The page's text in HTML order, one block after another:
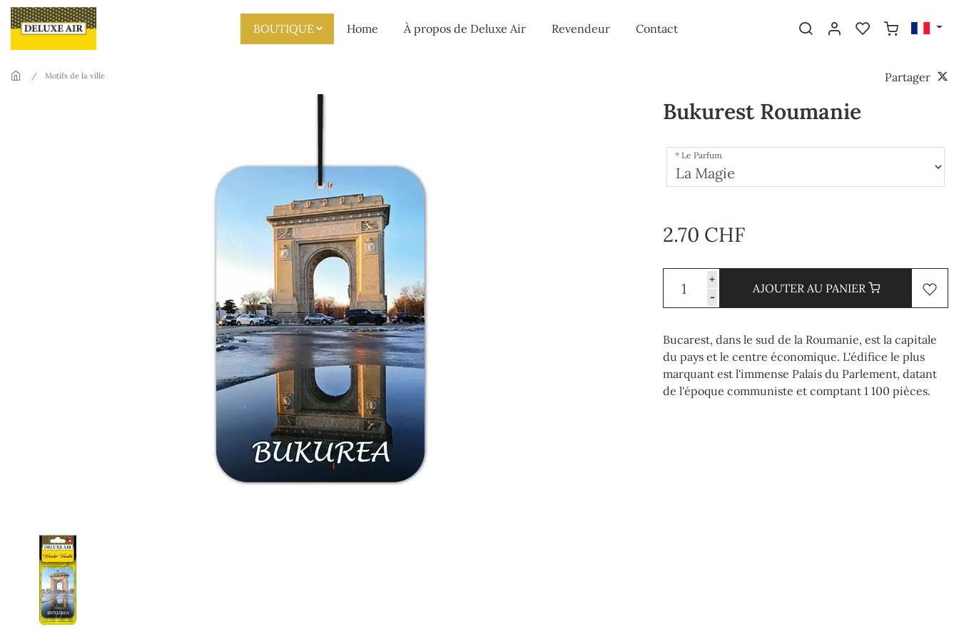
Skip to main content
BOUTIQUE
Home À propos de Deluxe Air Revendeur Contact
Partager
Motifs de la ville
Bukurest Roumanie
Le Parfum
2.70 CHF
+
-
AJOUTER AU PANIER
Bucarest, dans le sud de la Roumanie, est la capitale
du pays et le centre économique. L'édifice le plus
marquant est l'immense Palais du Parlement, datant
de l'époque communiste et comptant 1 100 pièces.